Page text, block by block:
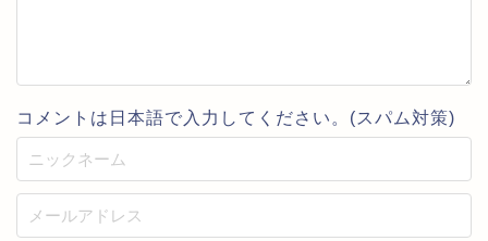
コメントは日本語で入力してください。(スパム対策)